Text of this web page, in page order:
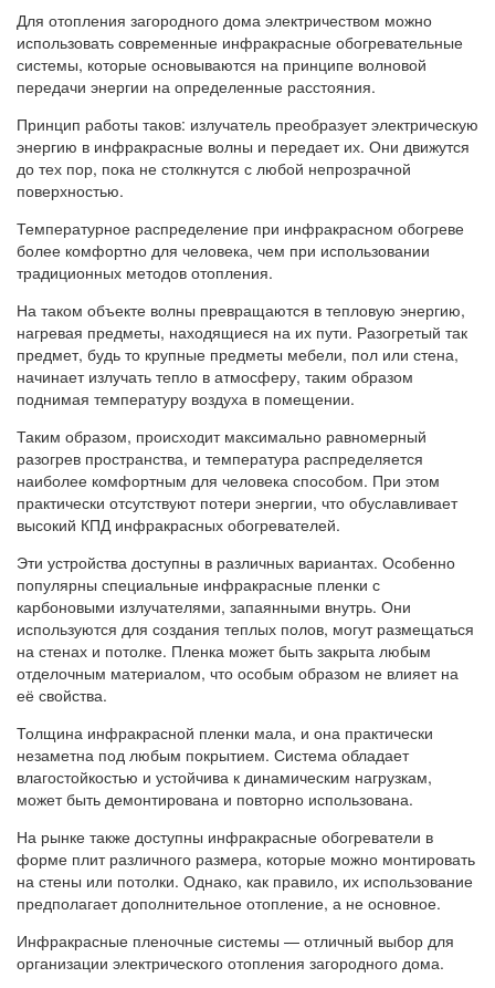
Для отопления загородного дома электричеством можно
использовать современные инфракрасные обогревательные
системы, которые основываются на принципе волновой
передачи энергии на определенные расстояния.
Принцип работы таков: излучатель преобразует электрическую
энергию в инфракрасные волны и передает их. Они движутся
до тех пор, пока не столкнутся с любой непрозрачной
поверхностью.
Температурное распределение при инфракрасном обогреве
более комфортно для человека, чем при использовании
традиционных методов отопления.
На таком объекте волны превращаются в тепловую энергию,
нагревая предметы, находящиеся на их пути. Разогретый так
предмет, будь то крупные предметы мебели, пол или стена,
начинает излучать тепло в атмосферу, таким образом
поднимая температуру воздуха в помещении.
Таким образом, происходит максимально равномерный
разогрев пространства, и температура распределяется
наиболее комфортным для человека способом. При этом
практически отсутствуют потери энергии, что обуславливает
высокий КПД инфракрасных обогревателей.
Эти устройства доступны в различных вариантах. Особенно
популярны специальные инфракрасные пленки с
карбоновыми излучателями, запаянными внутрь. Они
используются для создания теплых полов, могут размещаться
на стенах и потолке. Пленка может быть закрыта любым
отделочным материалом, что особым образом не влияет на
её свойства.
Толщина инфракрасной пленки мала, и она практически
незаметна под любым покрытием. Система обладает
влагостойкостью и устойчива к динамическим нагрузкам,
может быть демонтирована и повторно использована.
На рынке также доступны инфракрасные обогреватели в
форме плит различного размера, которые можно монтировать
на стены или потолки. Однако, как правило, их использование
предполагает дополнительное отопление, а не основное.
Инфракрасные пленочные системы — отличный выбор для
организации электрического отопления загородного дома.